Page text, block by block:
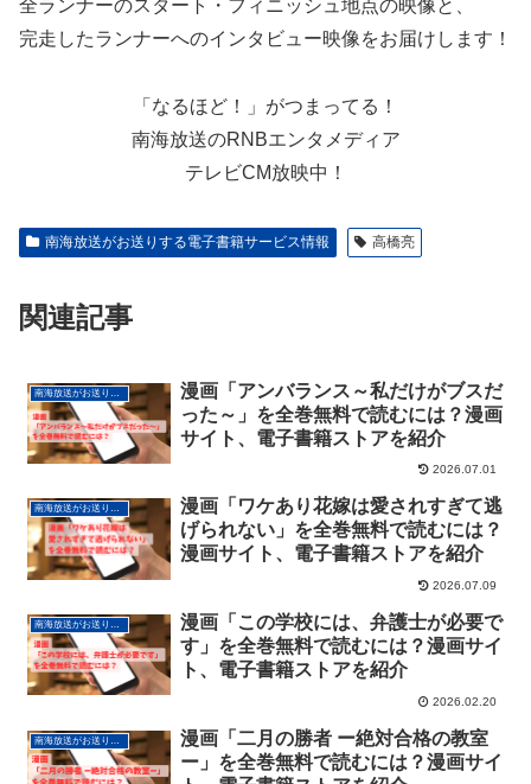
全ランナーのスタート・フィニッシュ地点の映像と、
完走したランナーへのインタビュー映像をお届けします！
「なるほど！」がつまってる！
南海放送のRNBエンタメディア
テレビCM放映中！
南海放送がお送りする電子書籍サービス情報 高橋亮
関連記事
漫画「アンバランス～私だけがブスだ
った～」を全巻無料で読むには？漫画
サイト、電子書籍ストアを紹介
2026.07.01
南海放送がお送りする電子書籍サービス情報
漫画「ワケあり花嫁は愛されすぎて逃
げられない」を全巻無料で読むには？
漫画サイト、電子書籍ストアを紹介
2026.07.09
南海放送がお送りする電子書籍サービス情報
漫画「この学校には、弁護士が必要で
す」を全巻無料で読むには？漫画サイ
ト、電子書籍ストアを紹介
2026.02.20
漫画「二月の勝者 ー絶対合格の教室
ー」を全巻無料で読むには？漫画サイ